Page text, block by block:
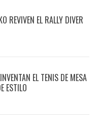
REVIVEN EL RALLY DIVER
EL TENIS DE MESA
ESTILO